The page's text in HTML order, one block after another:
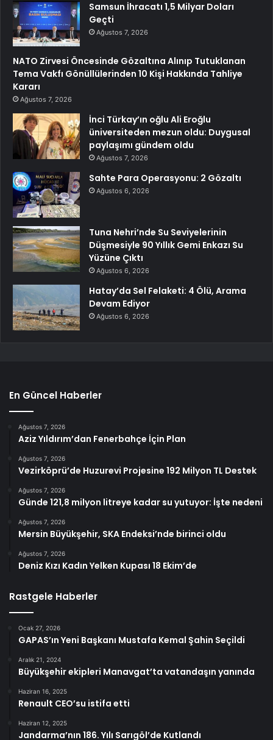
Samsun İhracatı 1,5 Milyar Doları
Geçti
Ağustos 7, 2026
NATO Zirvesi Öncesinde Gözaltına Alınıp Tutuklanan
Tema Vakfı Gönüllülerinden 10 Kişi Hakkında Tahliye
Kararı
Ağustos 7, 2026
İnci Türkay’ın oğlu Ali Eroğlu
üniversiteden mezun oldu: Duygusal
paylaşımı gündem oldu
Ağustos 7, 2026
Sahte Para Operasyonu: 2 Gözaltı
Ağustos 6, 2026
Tuna Nehri’nde Su Seviyelerinin
Düşmesiyle 90 Yıllık Gemi Enkazı Su
Yüzüne Çıktı
Ağustos 6, 2026
Hatay’da Sel Felaketi: 4 Ölü, Arama
Devam Ediyor
Ağustos 6, 2026
En Güncel Haberler
Ağustos 7, 2026
Aziz Yıldırım’dan Fenerbahçe İçin Plan
Ağustos 7, 2026
Vezirköprü’de Huzurevi Projesine 192 Milyon TL Destek
Ağustos 7, 2026
Günde 121,8 milyon litreye kadar su yutuyor: İşte nedeni
Ağustos 7, 2026
Mersin Büyükşehir, SKA Endeksi’nde birinci oldu
Ağustos 7, 2026
Deniz Kızı Kadın Yelken Kupası 18 Ekim’de
Rastgele Haberler
Ocak 27, 2026
GAPAS’ın Yeni Başkanı Mustafa Kemal Şahin Seçildi
Aralık 21, 2024
Büyükşehir ekipleri Manavgat’ta vatandaşın yanında
Haziran 16, 2025
Renault CEO’su istifa etti
Haziran 12, 2025
Jandarma’nın 186. Yılı Sarıgöl’de Kutlandı